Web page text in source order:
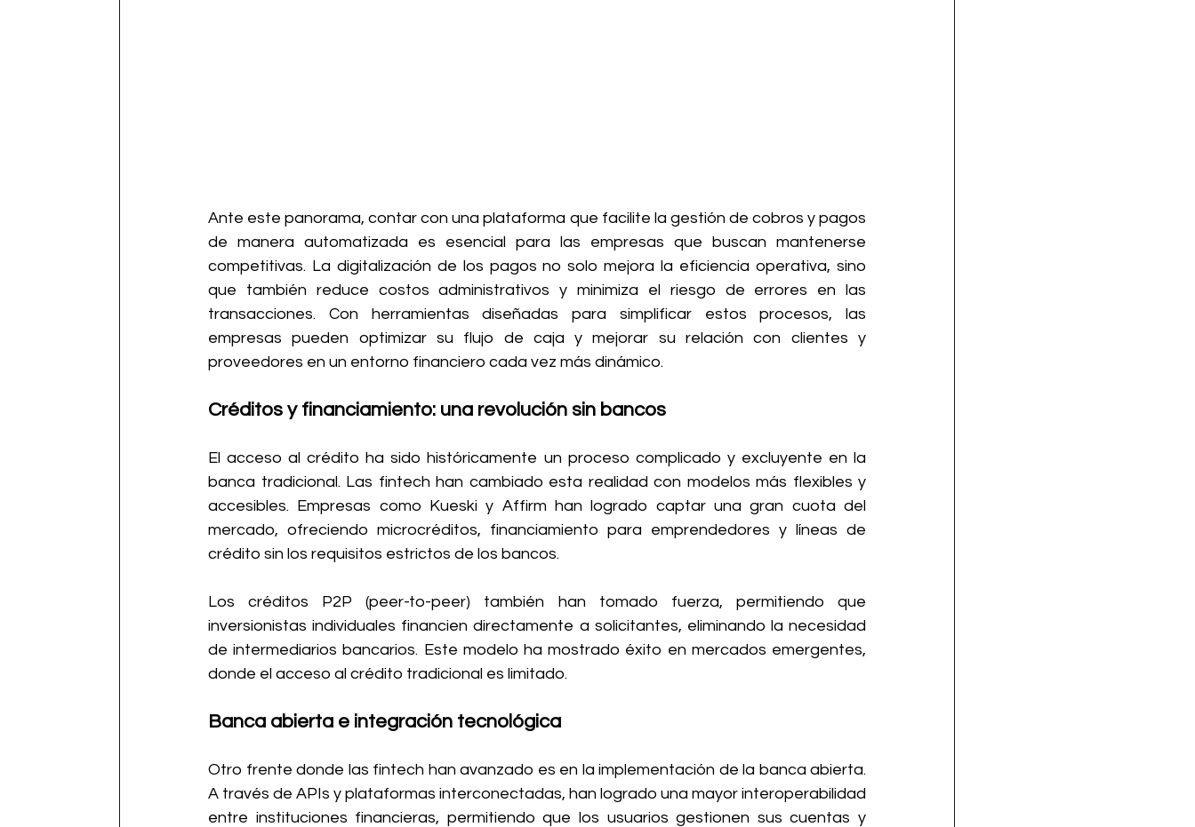
Ante este panorama, contar con una plataforma que facilite la gestión de cobros y pagos
de manera automatizada es esencial para las empresas que buscan mantenerse
competitivas. La digitalización de los pagos no solo mejora la eficiencia operativa, sino
que también reduce costos administrativos y minimiza el riesgo de errores en las
transacciones. Con herramientas diseñadas para simplificar estos procesos, las
empresas pueden optimizar su flujo de caja y mejorar su relación con clientes y
proveedores en un entorno financiero cada vez más dinámico.
Créditos y financiamiento: una revolución sin bancos
El acceso al crédito ha sido históricamente un proceso complicado y excluyente en la
banca tradicional. Las fintech han cambiado esta realidad con modelos más flexibles y
accesibles. Empresas como Kueski y Affirm han logrado captar una gran cuota del
mercado, ofreciendo microcréditos, financiamiento para emprendedores y líneas de
crédito sin los requisitos estrictos de los bancos.
Los créditos P2P (peer-to-peer) también han tomado fuerza, permitiendo que
inversionistas individuales financien directamente a solicitantes, eliminando la necesidad
de intermediarios bancarios. Este modelo ha mostrado éxito en mercados emergentes,
donde el acceso al crédito tradicional es limitado.
Banca abierta e integración tecnológica
Otro frente donde las fintech han avanzado es en la implementación de la banca abierta.
A través de APIs y plataformas interconectadas, han logrado una mayor interoperabilidad
entre instituciones financieras, permitiendo que los usuarios gestionen sus cuentas y